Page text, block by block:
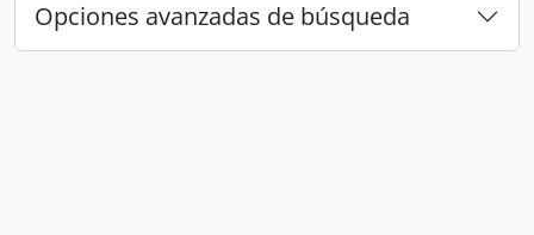
Opciones avanzadas de búsqueda